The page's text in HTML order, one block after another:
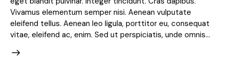
Vivamus elementum semper nisi. Aenean vulputate
eleifend tellus. Aenean leo ligula, porttitor eu, consequat
vitae, eleifend ac, enim. Sed ut perspiciatis, unde omnis…